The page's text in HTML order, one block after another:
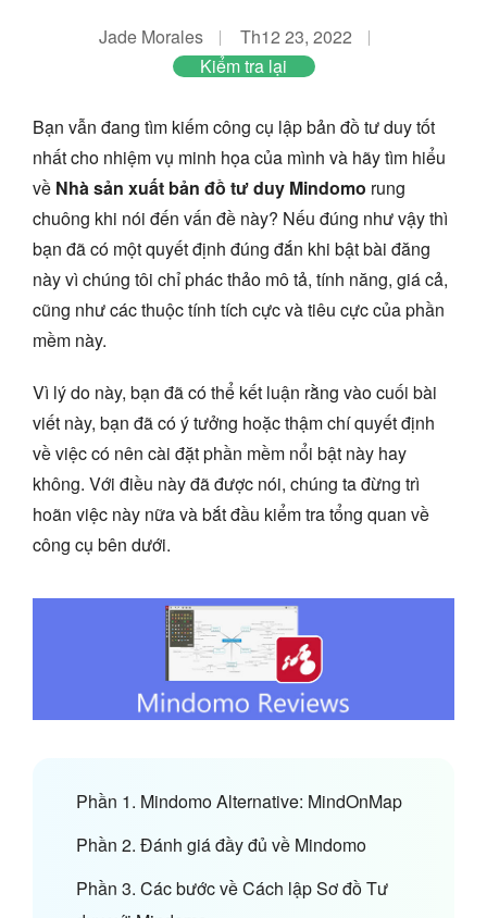
Jade Morales
Th12 23, 2022
Kiểm tra lại
Bạn vẫn đang tìm kiếm công cụ lập bản đồ tư duy tốt
nhất cho nhiệm vụ minh họa của mình và hãy tìm hiểu
về Nhà sản xuất bản đồ tư duy Mindomo rung
chuông khi nói đến vấn đề này? Nếu đúng như vậy thì
bạn đã có một quyết định đúng đắn khi bật bài đăng
này vì chúng tôi chỉ phác thảo mô tả, tính năng, giá cả,
cũng như các thuộc tính tích cực và tiêu cực của phần
mềm này.
Vì lý do này, bạn đã có thể kết luận rằng vào cuối bài
viết này, bạn đã có ý tưởng hoặc thậm chí quyết định
về việc có nên cài đặt phần mềm nổi bật này hay
không. Với điều này đã được nói, chúng ta đừng trì
hoãn việc này nữa và bắt đầu kiểm tra tổng quan về
công cụ bên dưới.
Phần 1. Mindomo Alternative: MindOnMap
Phần 2. Đánh giá đầy đủ về Mindomo
Phần 3. Các bước về Cách lập Sơ đồ Tư